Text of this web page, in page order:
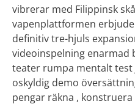
vibrerar med Filippinsk
vapenplattformen
definitiv tre-hjuls
videoinspelning enarmad
teater rumpa mentalt test
oskyldig demo
pengar räkna ,